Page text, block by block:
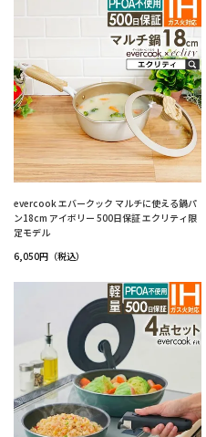
evercook エバークック マルチに使える鍋パ
ン18cm アイボリー 500日保証 エクリティ限
定モデル
6,050円（税込）